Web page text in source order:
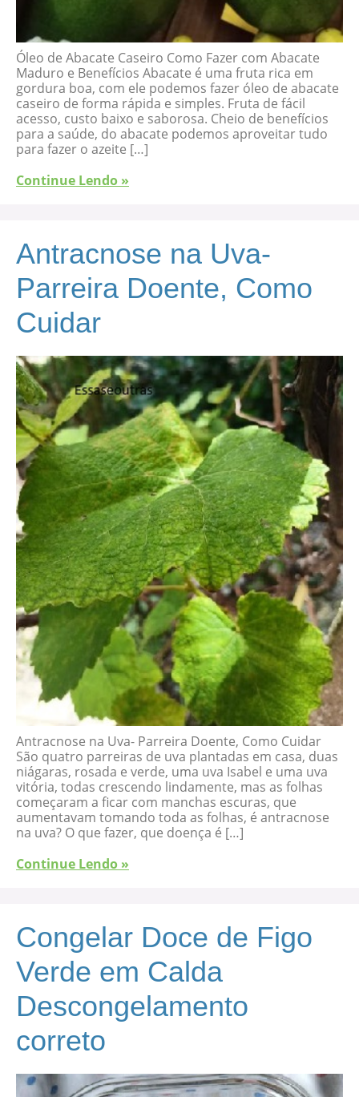
Óleo de Abacate Caseiro Como Fazer com Abacate
Maduro e Benefícios Abacate é uma fruta rica em
gordura boa, com ele podemos fazer óleo de abacate
caseiro de forma rápida e simples. Fruta de fácil
acesso, custo baixo e saborosa. Cheio de benefícios
para a saúde, do abacate podemos aproveitar tudo
para fazer o azeite […]
Continue Lendo »
Antracnose na Uva-
Parreira Doente, Como
Cuidar
Antracnose na Uva- Parreira Doente, Como Cuidar
São quatro parreiras de uva plantadas em casa, duas
niágaras, rosada e verde, uma uva Isabel e uma uva
vitória, todas crescendo lindamente, mas as folhas
começaram a ficar com manchas escuras, que
aumentavam tomando toda as folhas, é antracnose
na uva? O que fazer, que doença é […]
Continue Lendo »
Congelar Doce de Figo
Verde em Calda
Descongelamento
correto